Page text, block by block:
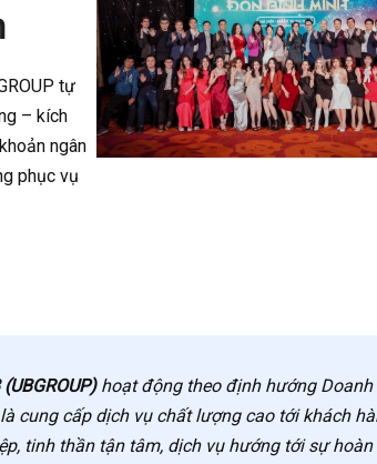
tự
– kích
ngân
phục vụ
hoạt động theo định hướng Doanh
cung cấp dịch vụ chất lượng cao tới khách
tinh thần tận tâm, dịch vụ hướng tới sự hoàn